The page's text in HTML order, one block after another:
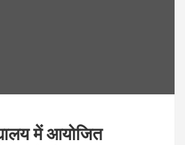
में आयोजित